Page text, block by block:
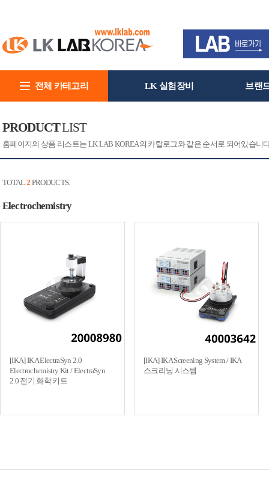
전체 카테고리 LK 실험장비 브랜
PRODUCTLIST
홈페이지의 상품 리스트는 LK LAB KOREA의 카탈로그와 같은 순서로 되어있습
TOTAL 2 PRODUCTS.
Electrochemistry
[IKA] IKA ElectraSyn 2.0
Electrochemistry Kit / ElectraSyn
2.0 전기 화학 키트
[IKA] IKA Screening System / IKA
스크리닝 시스템